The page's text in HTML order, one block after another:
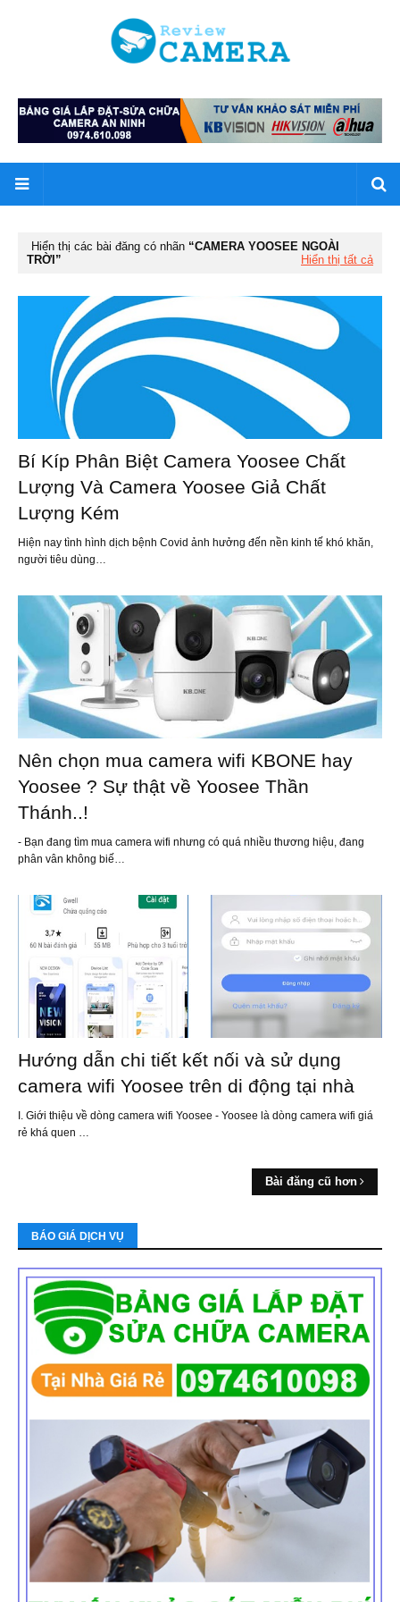
Hiển thị các bài đăng có nhãn
CAMERA YOOSEE NGOÀI
TRỜI
Hiển thị tất cả
Bí Kíp Phân Biệt Camera Yoosee Chất
Lượng Và Camera Yoosee Giả Chất
Lượng Kém
Hiện nay tình hình dịch bệnh Covid ảnh hưởng đến nền kinh tế khó khăn,
người tiêu dùng…
Nên chọn mua camera wifi KBONE hay
Yoosee ? Sự thật về Yoosee Thần
Thánh..!
- Bạn đang tìm mua camera wifi nhưng có quá nhiều thương hiệu, đang
phân vân không biế…
Hướng dẫn chi tiết kết nối và sử dụng
camera wifi Yoosee trên di động tại nhà
I. Giới thiệu về dòng camera wifi Yoosee - Yoosee là dòng camera wifi giá
rẻ khá quen …
Bài đăng cũ hơn
BÁO GIÁ DỊCH VỤ